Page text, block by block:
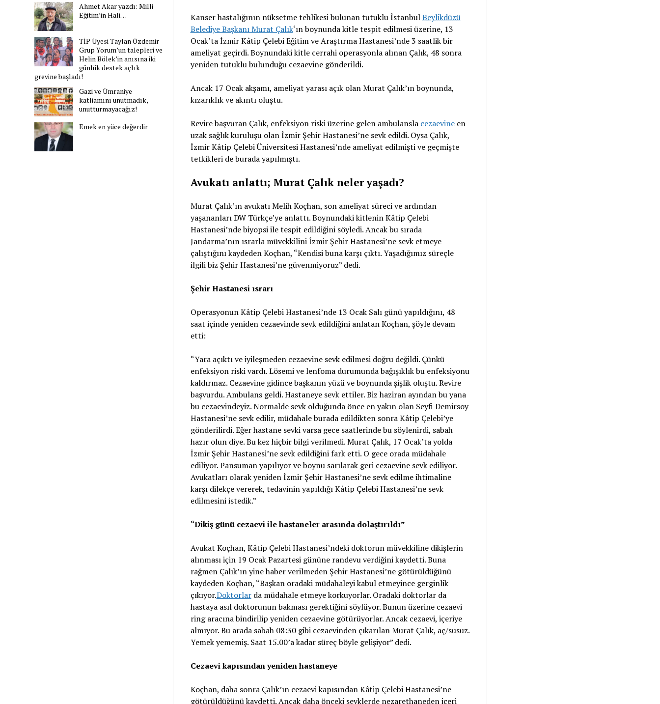
Ahmet Akar yazdı: Milli
Eğitim’in Hali…
TİP Üyesi Taylan Özdemir
Grup Yorum’un talepleri ve
Helin Bölek’in anısına iki
günlük destek açlık
grevine başladı!
Gazi ve Ümraniye
katliamını unutmadık,
unutturmayacağız!
Emek en yüce değerdir
Kanser hastalığının nüksetme tehlikesi bulunan tutuklu İstanbulBeylikdüzü
Belediye Başkanı Murat Çalık‘ın boynunda kitle tespit edilmesi üzerine, 13
Ocak’ta İzmir Kâtip Çelebi Eğitim ve Araştırma Hastanesi’nde 3 saatlik bir
ameliyat geçirdi. Boynundaki kitle cerrahi operasyonla alınan Çalık, 48 sonra
yeniden tutuklu bulunduğu cezaevine gönderildi.
Ancak 17 Ocak akşamı, ameliyat yarası açık olan Murat Çalık’ın boynunda,
kızarıklık ve akıntı oluştu.
Revire başvuran Çalık, enfeksiyon riski üzerine gelen ambulansla cezaevineen
uzak sağlık kuruluşu olan İzmir Şehir Hastanesi’ne sevk edildi. Oysa Çalık,
İzmir Kâtip Çelebi Üniversitesi Hastanesi’nde ameliyat edilmişti ve geçmişte
tetkikleri de burada yapılmıştı.
Avukatı anlattı; Murat Çalık neler yaşadı?
Murat Çalık’ın avukatı Melih Koçhan, son ameliyat süreci ve ardından
yaşananları DW Türkçe’ye anlattı. Boynundaki kitlenin Kâtip Çelebi
Hastanesi’nde biyopsi ile tespit edildiğini söyledi. Ancak bu sırada
Jandarma’nın ısrarla müvekkilini İzmir Şehir Hastanesi’ne sevk etmeye
çalıştığını kaydeden Koçhan, “Kendisi buna karşı çıktı. Yaşadığımız süreçle
ilgili biz Şehir Hastanesi’ne güvenmiyoruz” dedi.
Şehir Hastanesi ısrarı
Operasyonun Kâtip Çelebi Hastanesi’nde 13 Ocak Salı günü yapıldığını, 48
saat içinde yeniden cezaevinde sevk edildiğini anlatan Koçhan, şöyle devam
etti:
“Yara açıktı ve iyileşmeden cezaevine sevk edilmesi doğru değildi. Çünkü
enfeksiyon riski vardı. Lösemi ve lenfoma durumunda bağışıklık bu enfeksiyonu
kaldırmaz. Cezaevine gidince başkanın yüzü ve boynunda şişlik oluştu. Revire
başvurdu. Ambulans geldi. Hastaneye sevk ettiler. Biz haziran ayından bu yana
bu cezaevindeyiz. Normalde sevk olduğunda önce en yakın olan Seyfi Demirsoy
Hastanesi’ne sevk edilir, müdahale burada edildikten sonra Kâtip Çelebi’ye
gönderilirdi. Eğer hastane sevki varsa gece saatlerinde bu söylenirdi, sabah
hazır olun diye. Bu kez hiçbir bilgi verilmedi. Murat Çalık, 17 Ocak’ta yolda
İzmir Şehir Hastanesi’ne sevk edildiğini fark etti. O gece orada müdahale
ediliyor. Pansuman yapılıyor ve boynu sarılarak geri cezaevine sevk ediliyor.
Avukatları olarak yeniden İzmir Şehir Hastanesi’ne sevk edilme ihtimaline
karşı dilekçe vererek, tedavinin yapıldığı Kâtip Çelebi Hastanesi’ne sevk
edilmesini istedik.”
“Dikiş günü cezaevi ile hastaneler arasında dolaştırıldı”
Avukat Koçhan, Kâtip Çelebi Hastanesi’ndeki doktorun müvekkiline dikişlerin
alınması için 19 Ocak Pazartesi gününe randevu verdiğini kaydetti. Buna
rağmen Çalık’ın yine haber verilmeden Şehir Hastanesi’ne götürüldüğünü
kaydeden Koçhan, “Başkan oradaki müdahaleyi kabul etmeyince gerginlik
çıkıyor.Doktorlarda müdahale etmeye korkuyorlar. Oradaki doktorlar da
hastaya asıl doktorunun bakması gerektiğini söylüyor. Bunun üzerine cezaevi
ring aracına bindirilip yeniden cezaevine götürüyorlar. Ancak cezaevi, içeriye
almıyor. Bu arada sabah 08:30 gibi cezaevinden çıkarılan Murat Çalık, aç/susuz.
Yemek yememiş. Saat 15.00’a kadar süreç böyle gelişiyor” dedi.
Cezaevi kapısından yeniden hastaneye
Koçhan, daha sonra Çalık’ın cezaevi kapısından Kâtip Çelebi Hastanesi’ne
götürüldüğünü kaydetti. Ancak daha önceki sevklerde nezarethaneden içeri